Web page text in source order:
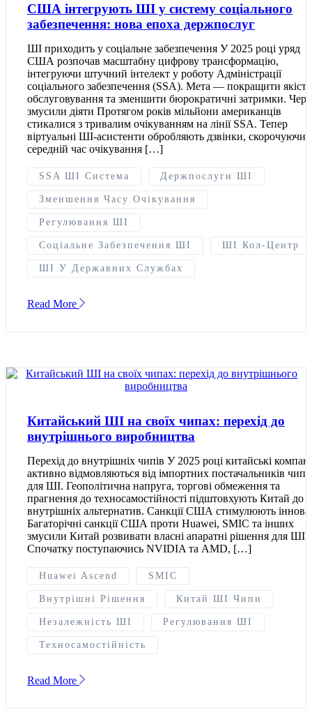
США інтегрують ШІ у систему соціального
забезпечення: нова епоха держпослуг
ШІ приходить у соціальне забезпечення У 2025 році уряд
США розпочав масштабну цифрову трансформацію,
інтегруючи штучний інтелект у роботу Адміністрації
соціального забезпечення (SSA). Мета — покращити якість
обслуговування та зменшити бюрократичні затримки.
змусили діяти Протягом років мільйони американців
стикалися з тривалим очікуванням на лінії SSA. Тепер
віртуальні ШІ-асистенти обробляють дзвінки, скорочуючи
середній час очікування […]
SSA ШІ Система Держпослуги ШІ
Зменшення Часу Очікування
Регулювання ШІ
Соціальне Забезпечення ШІ ШІ Кол-Центр
ШІ У Державних Службах
Read More
Китайський ШІ на своїх чипах: перехід до
внутрішнього виробництва
Перехід до внутрішніх чипів У 2025 році китайські
активно відмовляються від імпортних постачальників
для ШІ. Геополітична напруга, торгові обмеження та
прагнення до техносамостійності підштовхують Китай до
внутрішніх альтернатив. Санкції США стимулюють
Багаторічні санкції США проти Huawei, SMIC та інших
змусили Китай розвивати власні апаратні рішення для ШІ.
Спочатку поступаючись NVIDIA та AMD, […]
Huawei Ascend SMIC
Внутрішні Рішення Китай ШІ Чипи
Незалежність ШІ Регулювання ШІ
Техносамостійність
Read More